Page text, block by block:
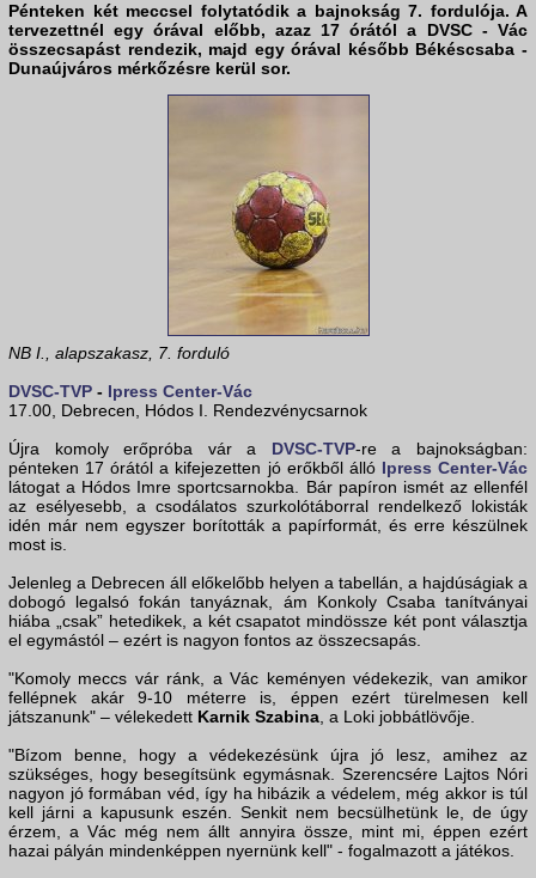
Pénteken két meccsel folytatódik a bajnokság 7. fordulója. A
tervezettnél egy órával előbb, azaz 17 órától a DVSC - Vác
összecsapást rendezik, majd egy órával később Békéscsaba -
Dunaújváros mérkőzésre kerül sor.
NB I., alapszakasz, 7. forduló
DVSC-TVP - Ipress Center-Vác
17.00, Debrecen, Hódos I. Rendezvénycsarnok
Újra komoly erőpróba vár a DVSC-TVP-re a bajnokságban:
pénteken 17 órától a kifejezetten jó erőkből álló Ipress Center-Vác
látogat a Hódos Imre sportcsarnokba. Bár papíron ismét az ellenfél
az esélyesebb, a csodálatos szurkolótáborral rendelkező lokisták
idén már nem egyszer borították a papírformát, és erre készülnek
most is.
Jelenleg a Debrecen áll előkelőbb helyen a tabellán, a hajdúságiak a
dobogó legalsó fokán tanyáznak, ám Konkoly Csaba tanítványai
hiába „csak” hetedikek, a két csapatot mindössze két pont választja
el egymástól – ezért is nagyon fontos az összecsapás.
"Komoly meccs vár ránk, a Vác keményen védekezik, van amikor
fellépnek akár 9-10 méterre is, éppen ezért türelmesen kell
játszanunk" – vélekedett Karnik Szabina, a Loki jobbátlövője.
"Bízom benne, hogy a védekezésünk újra jó lesz, amihez az
szükséges, hogy besegítsünk egymásnak. Szerencsére Lajtos Nóri
nagyon jó formában véd, így ha hibázik a védelem, még akkor is túl
kell járni a kapusunk eszén. Senkit nem becsülhetünk le, de úgy
érzem, a Vác még nem állt annyira össze, mint mi, éppen ezért
hazai pályán mindenképpen nyernünk kell" - fogalmazott a játékos.